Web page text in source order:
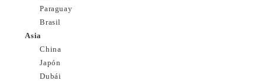
Paraguay
Brasil
Asia
China
Japón
Dubái